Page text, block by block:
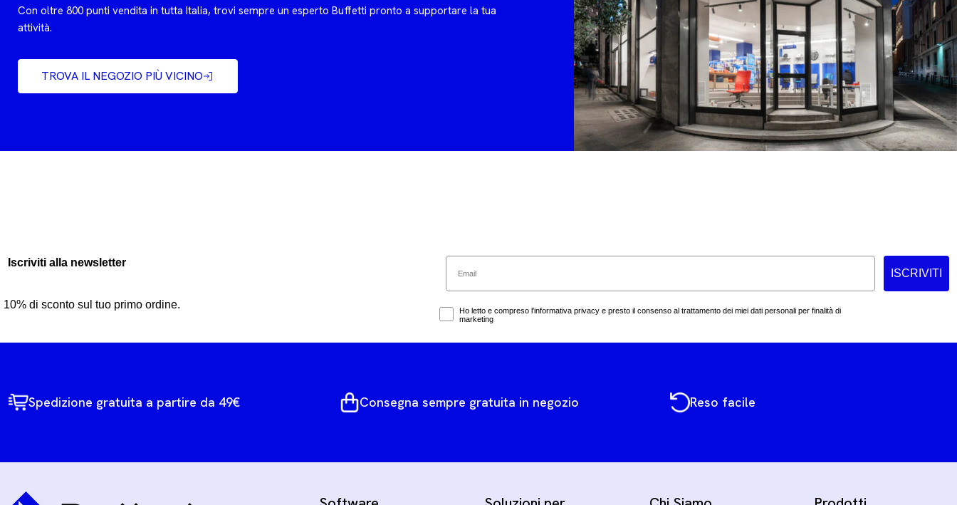
Con oltre 800 punti vendita in tutta Italia, trovi sempre un esperto Buffetti pronto a supportare la tua
attività.
TROVA IL NEGOZIO PIÙ VICINO
Iscriviti alla newsletter Email
ISCRIVITI
10% di sconto sul tuo primo ordine. Marketing Consent
Ho letto e compreso l'informativa privacy e presto il consenso al trattamento dei miei dati personali per finalità di
marketing
Spedizione gratuita a partire da 49€ Consegna sempre gratuita in negozio Reso facile